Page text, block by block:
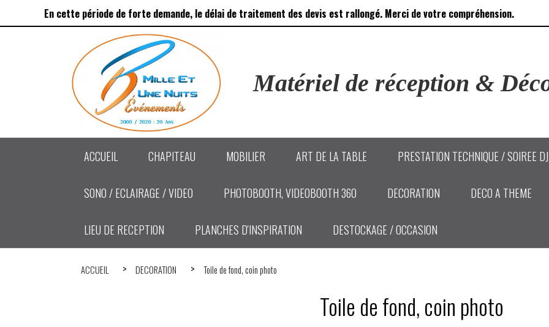
En cette période de forte demande, le délai de traitement des devis est rallongé. Merci de votre compréhension.
Matériel de réception &
ACCUEIL CHAPITEAU MOBILIER ART DE LA TABLE PRESTATION TECHNIQUE / SOIREE
SONO / ECLAIRAGE / VIDEO PHOTOBOOTH, VIDEOBOOTH 360 DECORATION DECO A THEME
LIEU DE RECEPTION PLANCHES D'INSPIRATION DESTOCKAGE / OCCASION
ACCUEIL DECORATION Toile de fond, coin photo
Toile de fond, coin photo